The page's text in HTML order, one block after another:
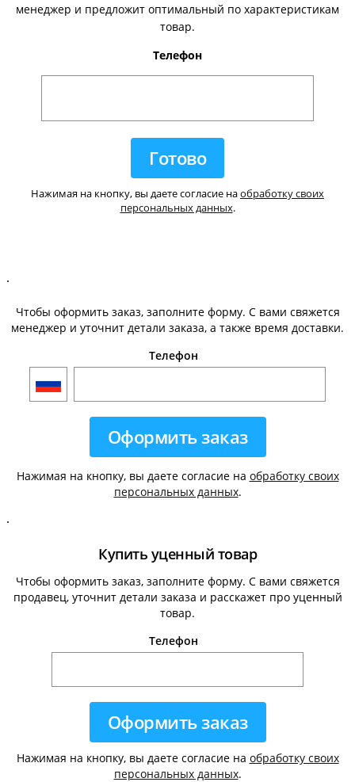
менеджер и предложит оптимальный по характеристикам
товар.
Телефон
Нажимая на кнопку, вы даете согласие наобработку своих
персональных данных.
.
Чтобы оформить заказ, заполните форму. С вами свяжется
менеджер и уточнит детали заказа, а также время доставки.
Телефон
Нажимая на кнопку, вы даете согласие на обработку своих
персональных данных.
.
Купить уценный товар
Чтобы оформить заказ, заполните форму. С вами свяжется
продавец, уточнит детали заказа и расскажет про уценный
товар.
Телефон
Нажимая на кнопку, вы даете согласие на обработку своих
персональных данных.